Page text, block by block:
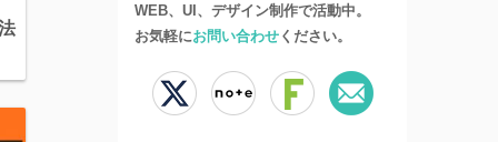
WEB、UI、デザイン制作で活動中。
お気軽にお問い合わせ ください。